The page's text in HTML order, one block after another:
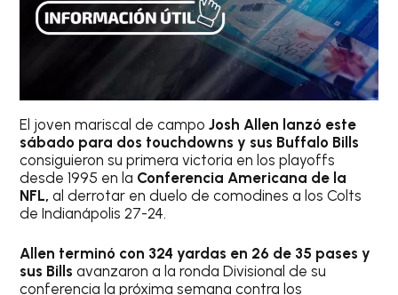
El joven mariscal de campoJosh Allen lanzó este
sábado para dos touchdowns y sus Buffalo Bills
consiguieron su primera victoria en los playoffs
desde 1995 en la Conferencia Americana de la
NFL,al derrotar en duelo de comodines a los Colts
de Indianápolis 27-24.
Allen terminó con 324 yardas en 26 de 35 pases y
sus Bills avanzaron a la ronda Divisional de su
conferencia la próxima semana contra los